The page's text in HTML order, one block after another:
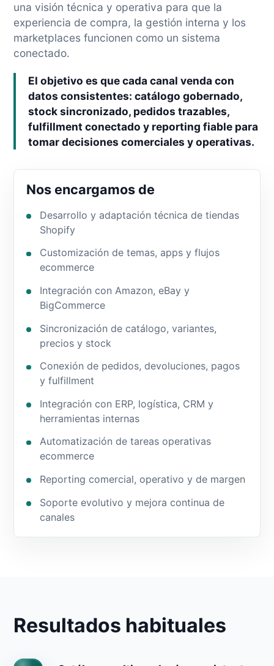
una visión técnica y operativa para que la
experiencia de compra, la gestión interna y los
marketplaces funcionen como un sistema
conectado.
El objetivo es que cada canal venda con
datos consistentes: catálogo gobernado,
stock sincronizado, pedidos trazables,
fulfillment conectado y reporting fiable para
tomar decisiones comerciales y operativas.
Nos encargamos de
Desarrollo y adaptación técnica de tiendas
Shopify
Customización de temas, apps y flujos
ecommerce
Integración con Amazon, eBay y
BigCommerce
Sincronización de catálogo, variantes,
precios y stock
Conexión de pedidos, devoluciones, pagos
y fulfillment
Integración con ERP, logística, CRM y
herramientas internas
Automatización de tareas operativas
ecommerce
Reporting comercial, operativo y de margen
Soporte evolutivo y mejora continua de
canales
Resultados habituales